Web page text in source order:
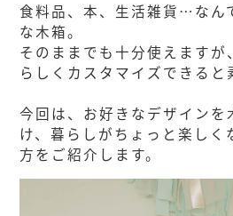
食料品、本、生活雑貨…なん
な木箱。
そのままでも十分使えますが
らしくカスタマイズできると
今回は、お好きなデザインを
け、暮らしがちょっと楽しく
方をご紹介します。